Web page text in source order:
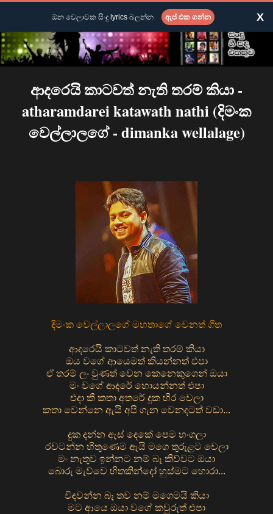
ආදරෙයි කාටවත් නැති තරම් කියා -
atharamdarei katawath nathi (දිමංක
වෙල්ලාලගේ - dimanka wellalage)
දිමංක වෙල්ලාලගේ මහතාගේ වෙනත් ගීත
ආදරෙයි කාටවත් නැති තරම් කියා
ඔය වගේ ආයෙමත් කියන්නත් එපා
ඒ තරම් ලං වුණත් වෙන කෙනෙකුගෙන් ඔයා
මං වගේ ආදරේ හොයන්නත් එපා
එදා කී කතා අතරේ දුක හිර වෙලා
කතා වෙන්නෙ ඇයි අපි ගැන වෙනදටත් වඩා...
දුක දන්න ඇස් දෙකේ පෙම හංගලා
රවටන්න හිතුණෙම ඇයි මගෙ තුරුළට වෙලා
මං නැතුව ඉන්නට නම් බෑ කිව්වට ඔයා
බොරු මැව්වෙ හිතකින්දෝ හුස්මට හොරා...
විඳවන්න බෑ තව නම් මගෙමයි කියා
මට ආයෙ ඔයා වගේ කවුරුත් එපා
ඕන වෙලාවක සිංදු lyrics බලන්න ඇප් එක ගන්න X